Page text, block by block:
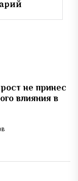
не принес
влияния в